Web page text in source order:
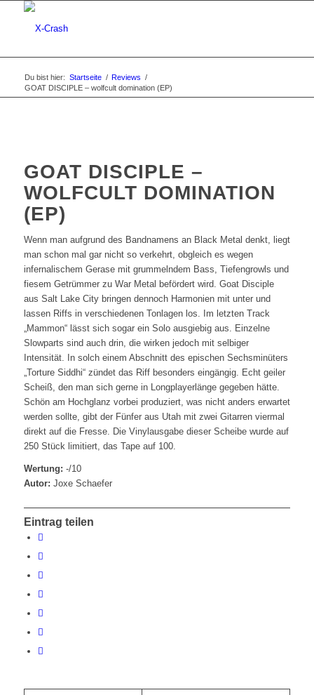
Du bist hier: Startseite / Reviews /
GOAT DISCIPLE – wolfcult domination (EP)
GOAT DISCIPLE –
WOLFCULT DOMINATION
(EP)
Wenn man aufgrund des Bandnamens an Black Metal denkt, liegt
man schon mal gar nicht so verkehrt, obgleich es wegen
infernalischem Gerase mit grummelndem Bass, Tiefengrowls und
fiesem Getrümmer zu War Metal befördert wird. Goat Disciple
aus Salt Lake City bringen dennoch Harmonien mit unter und
lassen Riffs in verschiedenen Tonlagen los. Im letzten Track
„Mammon“ lässt sich sogar ein Solo ausgiebig aus. Einzelne
Slowparts sind auch drin, die wirken jedoch mit selbiger
Intensität. In solch einem Abschnitt des epischen Sechsminüters
„Torture Siddhi“ zündet das Riff besonders eingängig. Echt geiler
Scheiß, den man sich gerne in Longplayerlänge gegeben hätte.
Schön am Hochglanz vorbei produziert, was nicht anders erwartet
werden sollte, gibt der Fünfer aus Utah mit zwei Gitarren viermal
direkt auf die Fresse. Die Vinylausgabe dieser Scheibe wurde auf
250 Stück limitiert, das Tape auf 100.
Wertung: -/10
Autor: Joxe Schaefer
Eintrag teilen